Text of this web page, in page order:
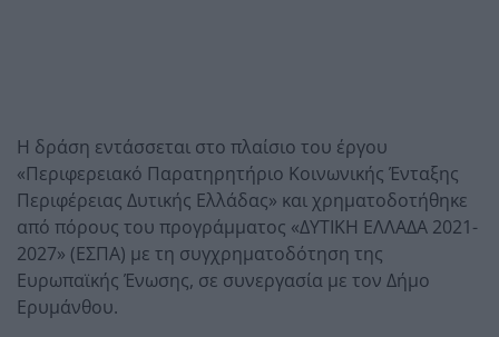
Η δράση εντάσσεται στο πλαίσιο του έργου
«Περιφερειακό Παρατηρητήριο Κοινωνικής Ένταξης
Περιφέρειας Δυτικής Ελλάδας» και χρηματοδοτήθηκε
από πόρους του προγράμματος «ΔΥΤΙΚΗ ΕΛΛΑΔΑ 2021-
2027» (ΕΣΠΑ) με τη συγχρηματοδότηση της
Ευρωπαϊκής Ένωσης, σε συνεργασία με τον Δήμο
Ερυμάνθου.